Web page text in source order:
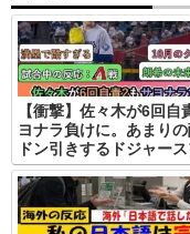
【衝撃】佐々木が6回自
ヨナラ負けに。あまり
ドン引きするドジャー